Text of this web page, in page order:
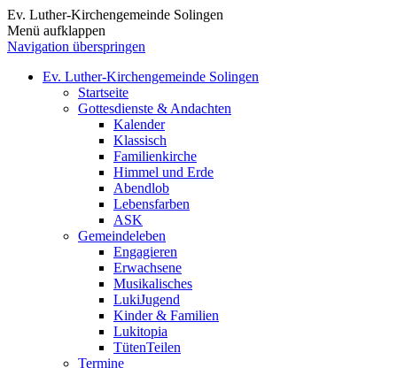
Ev. Luther-Kirchengemeinde Solingen
Menü aufklappen
Navigation überspringen
Ev. Luther-Kirchengemeinde Solingen
Startseite
Gottesdienste & Andachten
Kalender
Klassisch
Familienkirche
Himmel und Erde
Abendlob
Lebensfarben
ASK
Gemeindeleben
Engagieren
Erwachsene
Musikalisches
LukiJugend
Kinder & Familien
Lukitopia
TütenTeilen
Termine